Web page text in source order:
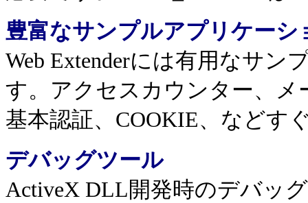
豊富なサンプルアプリケーシ
Web Extenderには有用なサ
す。アクセスカウンター、
基本認証、COOKIE、などす
デバッグツール
ActiveX DLL開発時のデバッ